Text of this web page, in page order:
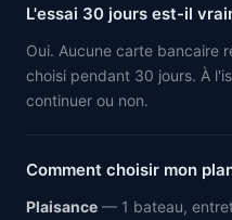
L'essai 30 jours est-il
Oui. Aucune carte bancaire
choisi pendant 30 jours. À
continuer ou non.
Comment choisir mon
Plaisance — 1 bateau,